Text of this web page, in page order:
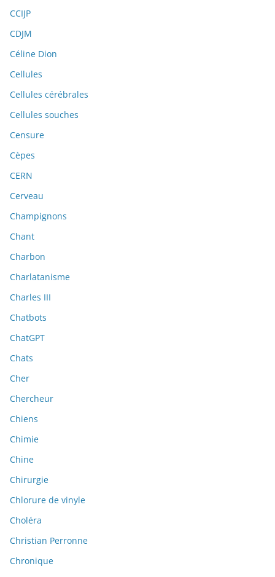
CCIJP
CDJM
Céline Dion
Cellules
Cellules cérébrales
Cellules souches
Censure
Cèpes
CERN
Cerveau
Champignons
Chant
Charbon
Charlatanisme
Charles III
Chatbots
ChatGPT
Chats
Cher
Chercheur
Chiens
Chimie
Chine
Chirurgie
Chlorure de vinyle
Choléra
Christian Perronne
Chronique